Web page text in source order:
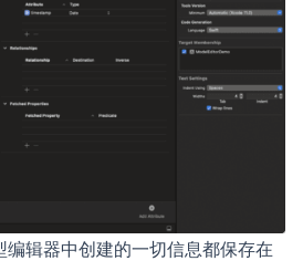
辑器中创建的一切信息都保存在